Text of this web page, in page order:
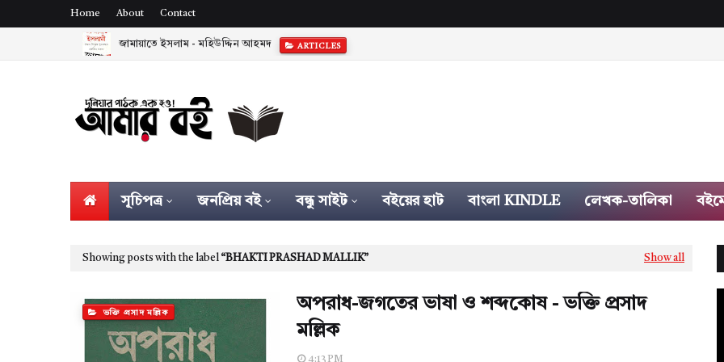
Home About Contact
জামায়াতে ইসলাম - মহিউদ্দিন আহমদ ARTICLES
সূচিপত্র জনপ্রিয় বই বন্ধু সাইট বইয়ের হাট বাংলা KINDLE লেখক-তালিকা
Showing posts with the label BHAKTI PRASHAD MALLIK Show all
ভক্তি প্রসাদ মল্লিক
অপরাধ-জগতের ভাষা ও শব্দকোষ - ভক্তি প্রসাদ
মল্লিক
4:13 PM